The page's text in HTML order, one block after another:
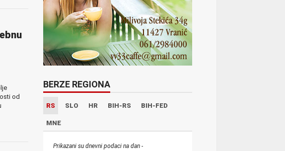
od
BERZE REGIONA
RS SLO HR BIH-RS BIH-FED
MNE
Prikazani su dnevni podaci na dan -